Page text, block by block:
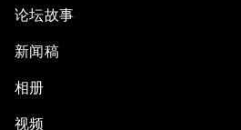
论坛故事
新闻稿
相册
视频